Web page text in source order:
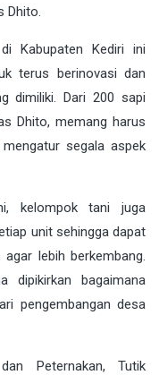
Dhito.
Kabupaten Kediri ini
terus berinovasi dan
dimiliki. Dari 200 sapi
Dhito, memang harus
segala aspek
kelompok tani juga
unit sehingga dapat
lebih berkembang.
dipikirkan bagaimana
pengembangan desa
Peternakan, Tutik